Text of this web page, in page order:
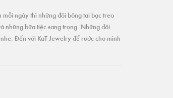
ngày thì những đôi bông tai bạc treo
những bữa tiệc sang trọng. Những đôi
Đến với KaT Jewelry để rước cho mình